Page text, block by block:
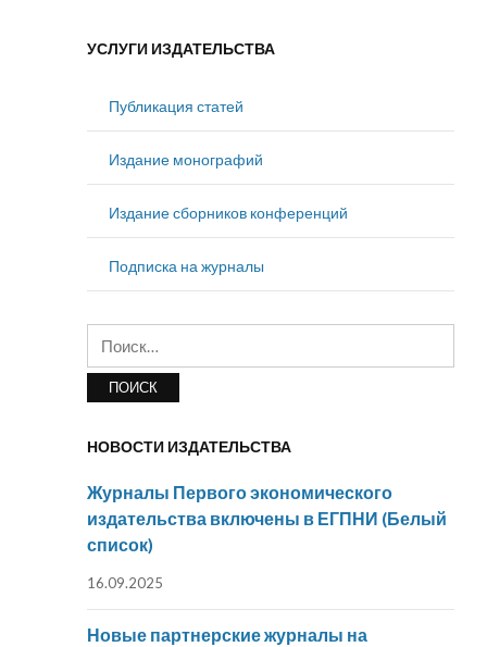
УСЛУГИ ИЗДАТЕЛЬСТВА
Публикация статей
Издание монографий
Издание сборников конференций
Подписка на журналы
НОВОСТИ ИЗДАТЕЛЬСТВА
Журналы Первого экономического
издательства включены в ЕГПНИ (Белый
список)
16.09.2025
Новые партнерские журналы на